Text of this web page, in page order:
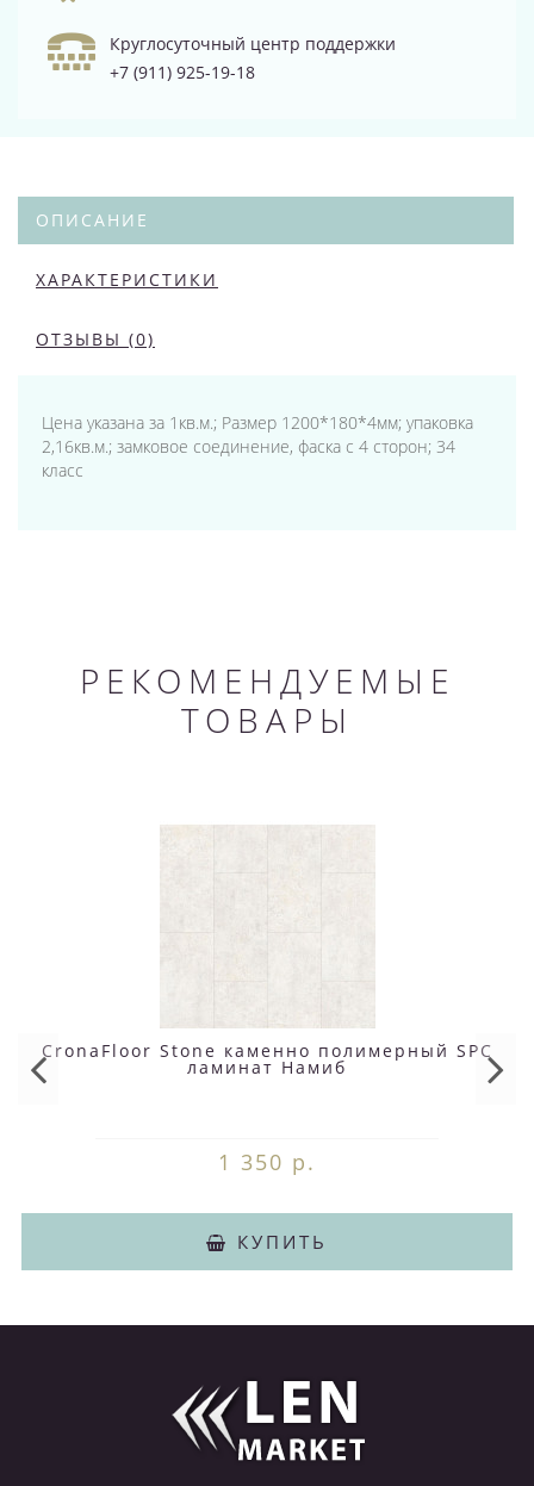
Круглосуточный центр поддержки
+7 (911) 925-19-18
ОПИСАНИЕ
ХАРАКТЕРИСТИКИ
ОТЗЫВЫ (0)
Цена указана за 1кв.м.; Размер 1200*180*4мм; упаковка
2,16кв.м.; замковое соединение, фаска с 4 сторон; 34
класс
РЕКОМЕНДУЕМЫЕ
ТОВАРЫ
CronaFloor Stone каменно полимерный SPC
ламинат Намиб
1 350 р.
КУПИТЬ